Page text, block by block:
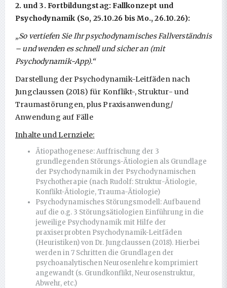
2. und 3. Fortbildungstag: Fallkonzept und
Psychodynamik (So, 25.10.26 bis Mo., 26.10.26):
„So vertiefen Sie Ihr psychodynamisches Fallverständnis
– und wenden es schnell und sicher an (mit
Psychodynamik-App).“
Darstellung der Psychodynamik-Leitfäden nach
Jungclaussen (2018) für Konflikt-, Struktur- und
Traumastörungen, plus Praxisanwendung/
Anwendung auf Fälle
Inhalte und Lernziele:
Ätiopathogenese: Auffrischung der 3
grundlegenden Störungs-Ätiologien als Grundlage
der Psychodynamik in der Psychodynamischen
Psychotherapie (nach Rudolf: Struktur-Ätiologie,
Konflikt-Ätiologie, Trauma-Ätiologie)
Psychodynamisches Störungsmodell: Aufbauend
auf die o.g. 3 Störungsätiologien Einführung in die
jeweilige Psychodynamik mit Hilfe der
praxiserprobten Psychodynamik-Leitfäden
(Heuristiken) von Dr. Jungclaussen (2018). Hierbei
werden in 7 Schritten die Grundlagen der
psychoanalytischen Neurosenlehre komprimiert
angewandt (s. Grundkonflikt, Neurosenstruktur,
Abwehr, etc.)